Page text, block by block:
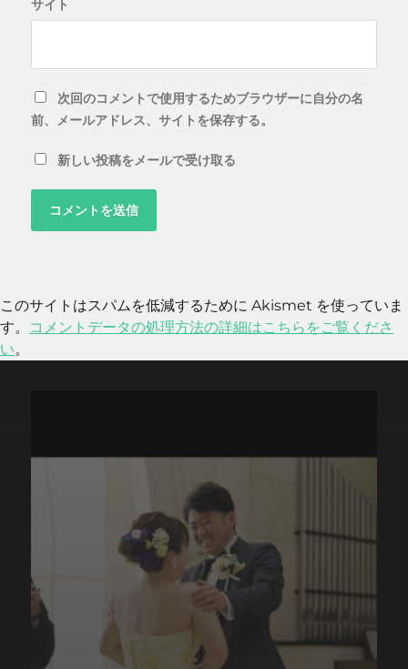
サイト
次回のコメントで使用するためブラウザーに自分の名
前、メールアドレス、サイトを保存する。
新しい投稿をメールで受け取る
このサイトはスパムを低減するために Akismet を使っていま
す。
コメントデータの処理方法の詳細はこちらをご覧くださ
い。